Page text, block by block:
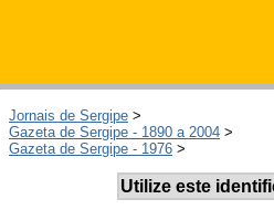
Jornais de Sergipe >
Gazeta de Sergipe - 1890 a 2004 >
Gazeta de Sergipe - 1976 >
Utilize este